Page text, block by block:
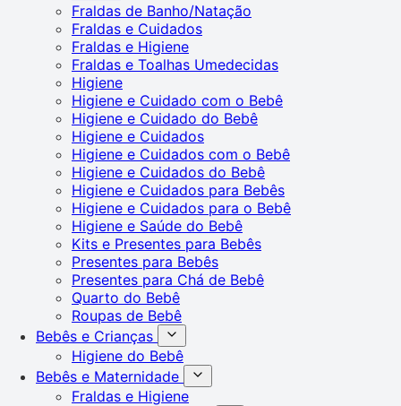
Fraldas de Banho/Natação
Fraldas e Cuidados
Fraldas e Higiene
Fraldas e Toalhas Umedecidas
Higiene
Higiene e Cuidado com o Bebê
Higiene e Cuidado do Bebê
Higiene e Cuidados
Higiene e Cuidados com o Bebê
Higiene e Cuidados do Bebê
Higiene e Cuidados para Bebês
Higiene e Cuidados para o Bebê
Higiene e Saúde do Bebê
Kits e Presentes para Bebês
Presentes para Bebês
Presentes para Chá de Bebê
Quarto do Bebê
Roupas de Bebê
Bebês e Crianças
Higiene do Bebê
Bebês e Maternidade
Fraldas e Higiene